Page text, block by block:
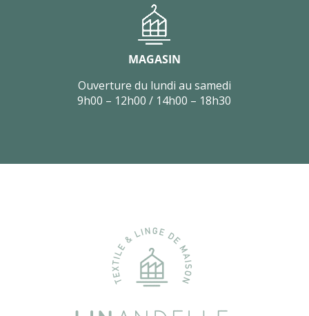
MAGASIN
Ouverture du lundi au samedi
9h00 – 12h00 / 14h00 – 18h30